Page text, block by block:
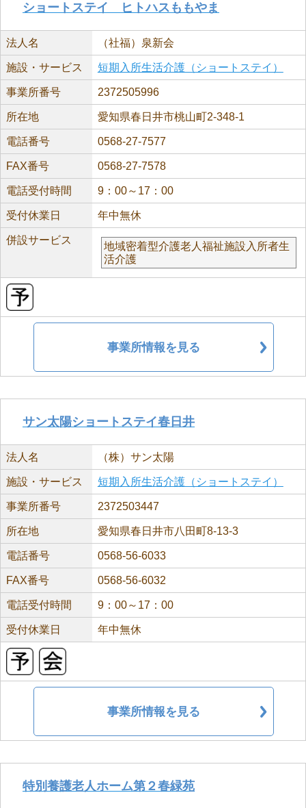
ショートステイ ヒトハスももやま
法人名 （社福）泉新会
施設・サービス 短期入所生活介護（ショートステイ）
事業所番号 2372505996
所在地 愛知県春日井市桃山町2-348-1
電話番号 0568-27-7577
FAX番号 0568-27-7578
電話受付時間 9：00～17：00
受付休業日 年中無休
併設サービス
地域密着型介護老人福祉施設入所者生
活介護
事業所情報を見る
サン太陽ショートステイ春日井
法人名 （株）サン太陽
施設・サービス 短期入所生活介護（ショートステイ）
事業所番号 2372503447
所在地 愛知県春日井市八田町8-13-3
電話番号 0568-56-6033
FAX番号 0568-56-6032
電話受付時間 9：00～17：00
受付休業日 年中無休
事業所情報を見る
特別養護老人ホーム第２春緑苑